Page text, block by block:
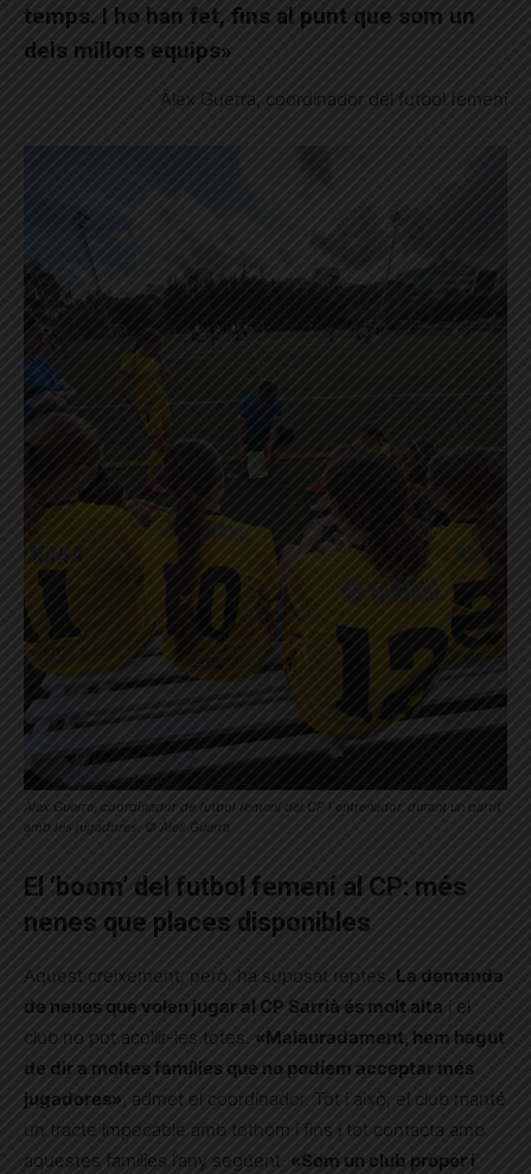
temps. I ho han fet, fins al punt que som un
dels millors equips»
Àlex Guerra, coordinador del futbol femení
Àlex Guerra, coordinador de futbol femení del CP i entrenador, durant un partit
amb les jugadores. © Àlex Guerra
El ‘boom’ del futbol femení al CP: més
nenes que places disponibles
Aquest creixement, però, ha suposat reptes. La demanda
de nenes que volen jugar al CP Sarrià és molt alta i el
club no pot acollir-les totes.
«Malauradament, hem hagut
de dir a moltes famílies que no podíem acceptar més
jugadores» , admet el coordinador. Tot i això, el club manté
un tracte impecable amb tothom i fins i tot contacta amb
aquestes famílies l’any següent. «Som un club proper i